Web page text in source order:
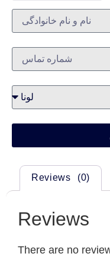
Reviews (0)
Reviews
There are no